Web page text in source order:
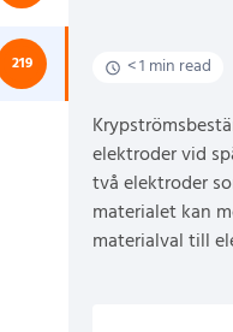
219 < 1 min read
elektroder vid
två elektroder
materialet kan
materialval till